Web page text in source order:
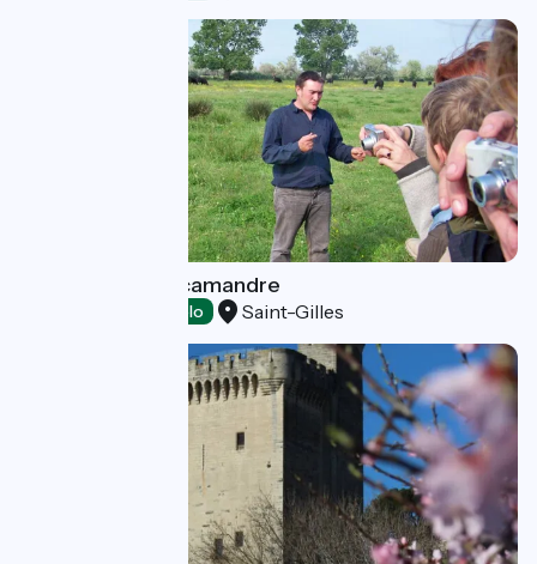
Les délices du Scamandre
Accueil Vélo Saint-Gilles